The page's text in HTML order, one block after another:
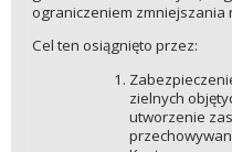
ograniczeniem zmniejszania
Cel ten osiągnięto przez:
zielnych
utworzenie